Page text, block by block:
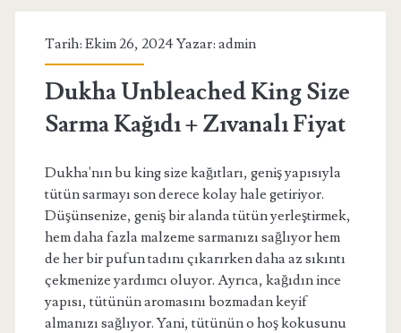
Tarih: Ekim 26, 2024 Yazar: admin
Dukha Unbleached King Size
Sarma Kağıdı + Zıvanalı Fiyat
Dukha'nın bu king size kağıtları, geniş yapısıyla
tütün sarmayı son derece kolay hale getiriyor.
Düşünsenize, geniş bir alanda tütün yerleştirmek,
hem daha fazla malzeme sarmanızı sağlıyor hem
de her bir pufun tadını çıkarırken daha az sıkıntı
çekmenize yardımcı oluyor. Ayrıca, kağıdın ince
yapısı, tütünün aromasını bozmadan keyif
almanızı sağlıyor. Yani, tütünün o hoş kokusunu